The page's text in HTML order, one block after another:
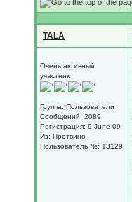
TALA
Очень активный
участник
Группа: Пользователи
Сообщений: 2089
Регистрация: 9-June 09
Из: Протвино
Пользователь №: 13129